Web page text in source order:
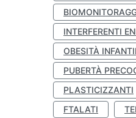
INTERFERENTI
OBESITÀ
PUBERTÀ
PLASTICIZZANTI
FTALATI